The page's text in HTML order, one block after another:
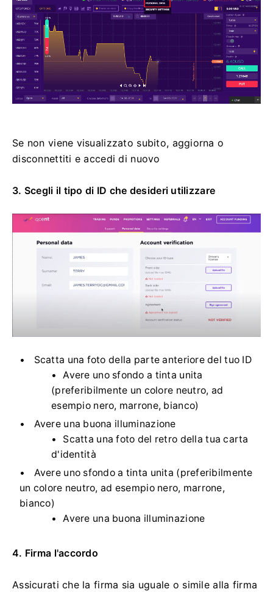
Se non viene visualizzato subito, aggiorna o
disconnettiti e accedi di nuovo
3. Scegli il tipo di ID che desideri utilizzare
Scatta una foto della parte anteriore del tuo ID
Avere uno sfondo a tinta unita
(preferibilmente un colore neutro, ad
esempio nero, marrone, bianco)
Avere una buona illuminazione
Scatta una foto del retro della tua carta
d'identità
Avere uno sfondo a tinta unita (preferibilmente
un colore neutro, ad esempio nero, marrone,
bianco)
Avere una buona illuminazione
4. Firma l'accordo
Assicurati che la firma sia uguale o simile alla firma